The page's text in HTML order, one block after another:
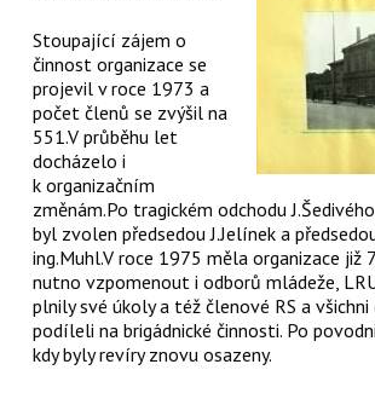
Stoupající zájem o
činnost organizace se
projevil v roce 1973 a
počet členů se zvýšil na
551.V průběhu let
docházelo i
k organizačním
změnám.Po tragickém odchodu
byl zvolen předsedou J.Jelínek a
ing.Muhl.V roce 1975 měla organizace již
nutno vzpomenout i odborů mládeže,
plnily své úkoly a též členové RS a
podíleli na brigádnické činnosti. Po
kdy byly revíry znovu osazeny.